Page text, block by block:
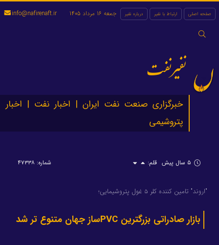
صفحه اصلی ارتباط با نفیر درباره نفیر
جستجو
جمعه 16 مرداد 1405 info@nafirenaft.ir
نفیرنفت
خبرگزاری صنعت نفت ایران | اخبار نفت | اخبار
پتروشیمی
۵ سال پیش قلم: شماره: ۴۷۳۳۸
"اروند" تامین کننده کلر 5 غول پتروشیمایی؛
بازار صادراتی بزرگترین PVCساز جهان متنوع تر شد